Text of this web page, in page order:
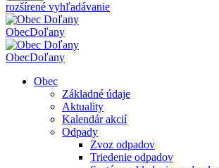
rozšírené vyhľadávanie
ObecDoľany
ObecDoľany
Obec
Základné údaje
Aktuality
Kalendár akcií
Odpady
Zvoz odpadov
Triedenie odpadov